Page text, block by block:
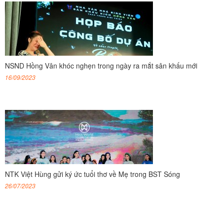
NSND Hồng Vân khóc nghẹn trong ngày ra mắt sân khấu mới
16/09/2023
NTK Việt Hùng gửi ký ức tuổi thơ về Mẹ trong BST Sóng
26/07/2023